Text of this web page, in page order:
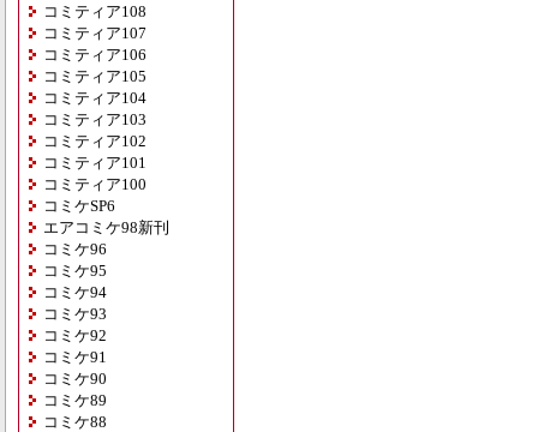
コミティア108
コミティア107
コミティア106
コミティア105
コミティア104
コミティア103
コミティア102
コミティア101
コミティア100
コミケSP6
エアコミケ98新刊
コミケ96
コミケ95
コミケ94
コミケ93
コミケ92
コミケ91
コミケ90
コミケ89
コミケ88